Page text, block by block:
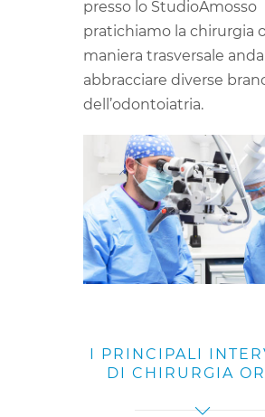
presso lo StudioAmosso
pratichiamo la chirurgia
maniera trasversale
abbracciare diverse
dell’odontoiatria.
I PRINCIPALI
DI CHIRURGIA